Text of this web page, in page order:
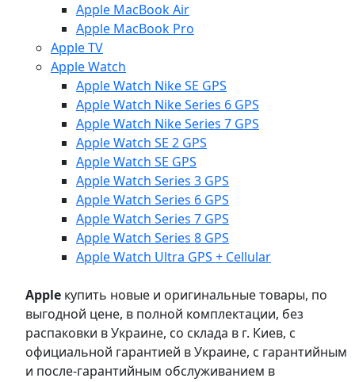
Apple MacBook Air
Apple MacBook Pro
Apple TV
Apple Watch
Apple Watch Nike SE GPS
Apple Watch Nike Series 6 GPS
Apple Watch Nike Series 7 GPS
Apple Watch SE 2 GPS
Apple Watch SE GPS
Apple Watch Series 3 GPS
Apple Watch Series 6 GPS
Apple Watch Series 7 GPS
Apple Watch Series 8 GPS
Apple Watch Ultra GPS + Cellular
Apple купить новые и оригинальные товары, по
выгодной цене, в полной комплектации, без
распаковки в Украине, со склада в г. Киев, с
официальной гарантией в Украине, с гарантийным
и после-гарантийным обслуживанием в